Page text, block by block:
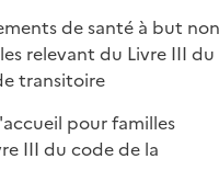
de santé à but
relevant du Livre III du
transitoire
pour familles
III du code de la